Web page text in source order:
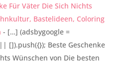
Für Väter Die Sich Nichts
Bastelideen, Coloring
- […] (adsbygoogle =
[]).push({}); Beste Geschenke
Wünschen von Die besten